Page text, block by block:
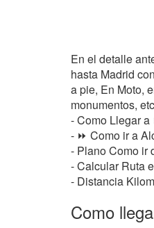
En el detalle
hasta Madrid
a pie, En Moto,
monumentos,
- Como Llegar a
- ⏩ Como ir a
- Plano Como ir
- Calcular Ruta
- Distancia
Como